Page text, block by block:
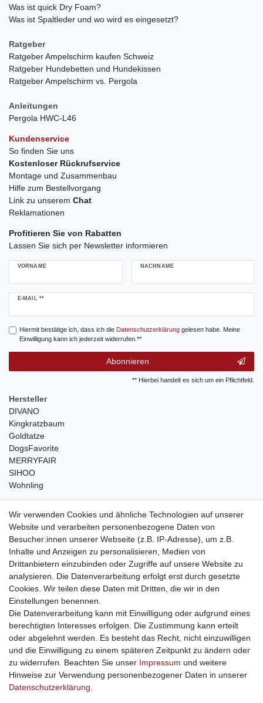
Was ist quick Dry Foam?
Was ist Spaltleder und wo wird es eingesetzt?
Ratgeber
Ratgeber Ampelschirm kaufen Schweiz
Ratgeber Hundebetten und Hundekissen
Ratgeber Ampelschirm vs. Pergola
Anleitungen
Pergola HWC-L46
Kundenservice
So finden Sie uns
Kostenloser Rückrufservice
Montage und Zusammenbau
Hilfe zum Bestellvorgang
Link zu unserem Chat
Reklamationen
Profitieren Sie von Rabatten
Lassen Sie sich per Newsletter informieren
VORNAME NACHNAME
E-MAIL **
Newsletter
Hiermit bestätige ich, dass ich die Daten­schutz­erklärunggelesen habe. Meine
Einwilligung kann ich jederzeit widerrufen.**
Abonnieren
** Hierbei handelt es sich um ein Pflichtfeld.
Hersteller
DIVANO
Kingkratzbaum
Goldtatze
DogsFavorite
MERRYFAIR
SIHOO
Wohnling
weitere Shops
traumlampen- Lampen und Kronleuchter
kinderwagencenter- Exklusive und günstige Kinderwagen
gastrogeraete24- alles für Gastronomie und Imbiss
soziale Medien
Facebook
sicher einkaufen
Sichere Bestellung und Zahlung via SSL Verschlüsselung
Wir verwenden Cookies und ähnliche Technologien auf unserer
Website und verarbeiten personenbezogene Daten von
Besucher:innen unserer Webseite (z.B. IP-Adresse), um z.B.
Inhalte und Anzeigen zu personalisieren, Medien von
Drittanbietern einzubinden oder Zugriffe auf unsere Website zu
analysieren. Die Datenverarbeitung erfolgt erst durch gesetzte
Cookies. Wir teilen diese Daten mit Dritten, die wir in den
Einstellungen benennen.
Die Datenverarbeitung kann mit Einwilligung oder aufgrund eines
berechtigten Interesses erfolgen. Die Zustimmung kann erteilt
oder abgelehnt werden. Es besteht das Recht, nicht einzuwilligen
und die Einwilligung zu einem späteren Zeitpunkt zu ändern oder
zu widerrufen. Beachten Sie unser Impressum und weitere
Hinweise zur Verwendung personenbezogener Daten in unserer
Daten­schutz­erklärung